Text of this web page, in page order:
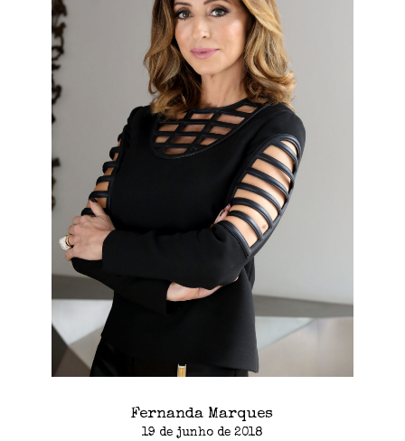
Fernanda Marques
19 de junho de 2018